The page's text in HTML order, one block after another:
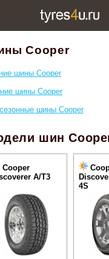
Cooper
шины Cooper
шины Cooper
шины Cooper
шин
Cooper
A/T3
4S